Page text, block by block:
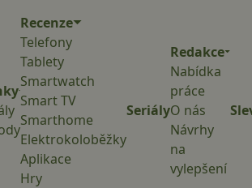
Recenze
Telefony
Tablety
Smartwatch
Smart TV
Smarthome
Elektrokoloběžky
Aplikace
Hry
Seriály
Redakce
Nabídka
práce
O nás
Návrhy
na
vylepšení